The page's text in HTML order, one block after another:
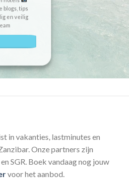
blogs, tips
en veilig
in vakanties, lastminutes en
Onze partners zijn
SGR. Boek vandaag nog jouw
voor het aanbod.